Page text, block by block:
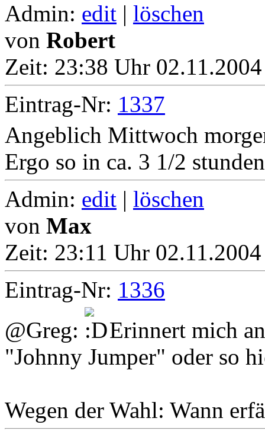
Admin: edit | löschen
von Robert
Zeit: 23:38 Uhr
Eintrag-Nr: 1337
Angeblich Mittwoch
Ergo so in ca. 3 1/2
Admin: edit | löschen
von Max
Zeit: 23:11 Uhr
Eintrag-Nr: 1336
@Greg:
Erinnert mich
"Johnny Jumper" oder so
Wegen der Wahl: Wann